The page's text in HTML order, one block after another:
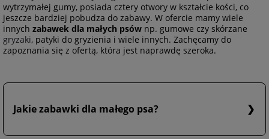
wytrzymałej gumy, posiada cztery otwory w kształcie kości, co
jeszcze bardziej pobudza do zabawy. W ofercie mamy wiele
innych zabawek dla małych psów np. gumowe czy skórzane
gryzaki, patyki do gryzienia i wiele innych. Zachęcamy do
zapoznania się z ofertą, która jest naprawdę szeroka.
Jakie zabawki dla małego psa?